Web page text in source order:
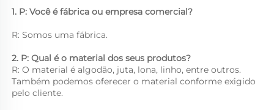
1. P: Você é fábrica ou empresa comercial?
R: Somos uma fábrica.
2. P: Qual é o material dos seus produtos?
R: O material é algodão, juta, lona, linho, entre outros.
Também podemos oferecer o material conforme exigido
pelo cliente.